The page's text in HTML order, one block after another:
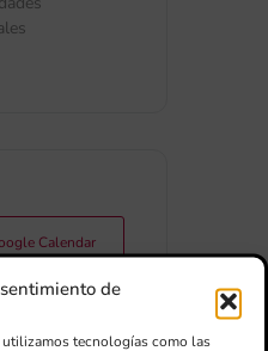
de
utilizamos tecnologías como las
Calendar
/ Outlook